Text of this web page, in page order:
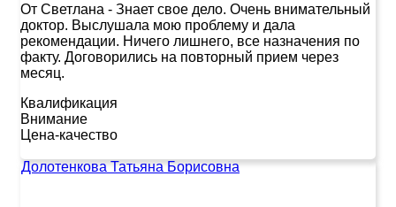
От Светлана - Знает свое дело. Очень внимательный
доктор. Выслушала мою проблему и дала
рекомендации. Ничего лишнего, все назначения по
факту. Договорились на повторный прием через
месяц.
Квалификация
Внимание
Цена-качество
Долотенкова Татьяна Борисовна